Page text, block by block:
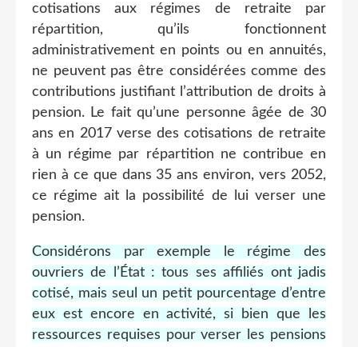
cotisations aux régimes de retraite par
répartition, qu’ils fonctionnent
administrativement en points ou en annuités,
ne peuvent pas être considérées comme des
contributions justifiant l’attribution de droits à
pension. Le fait qu’une personne âgée de 30
ans en 2017 verse des cotisations de retraite
à un régime par répartition ne contribue en
rien à ce que dans 35 ans environ, vers 2052,
ce régime ait la possibilité de lui verser une
pension.
Considérons par exemple le régime des
ouvriers de l’État : tous ses affiliés ont jadis
cotisé, mais seul un petit pourcentage d’entre
eux est encore en activité, si bien que les
ressources requises pour verser les pensions